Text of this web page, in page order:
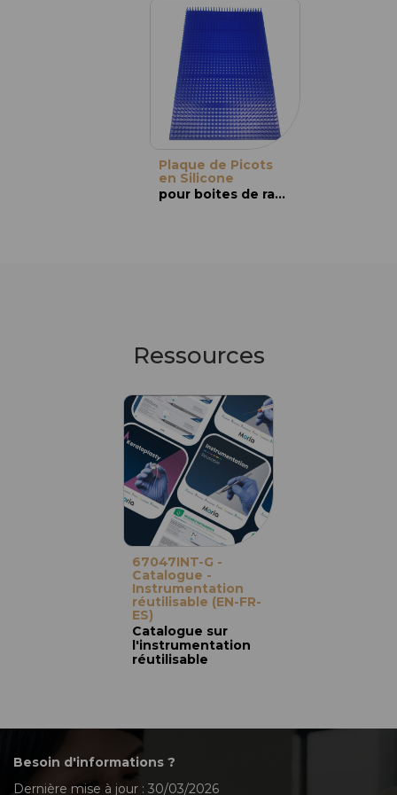
Plaque de Picots
en Silicone
pour boites de rangement et de stérilisation
Ressources
67047INT-G -
Catalogue -
Instrumentation
réutilisable (EN-FR-
ES)
Catalogue sur
l'instrumentation
réutilisable
Besoin d'informations ?
Dernière mise à jour : 30/03/2026